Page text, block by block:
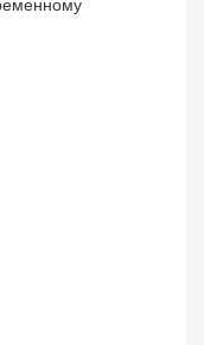
г/см3